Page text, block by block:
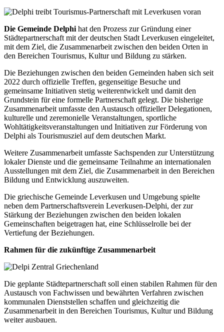
Die Gemeinde Delphi hat den Prozess zur Gründung einer
Städtepartnerschaft mit der deutschen Stadt Leverkusen eingeleitet,
mit dem Ziel, die Zusammenarbeit zwischen den beiden Orten in
den Bereichen Tourismus, Kultur und Bildung zu stärken.
Die Beziehungen zwischen den beiden Gemeinden haben sich seit
2022 durch offizielle Treffen, gegenseitige Besuche und
gemeinsame Initiativen stetig weiterentwickelt und damit den
Grundstein für eine formelle Partnerschaft gelegt. Die bisherige
Zusammenarbeit umfasste den Austausch offizieller Delegationen,
kulturelle und zeremonielle Veranstaltungen, sportliche
Wohltätigkeitsveranstaltungen und Initiativen zur Förderung von
Delphi als Tourismusziel auf dem deutschen Markt.
Weitere Zusammenarbeit umfasste Sachspenden zur Unterstützung
lokaler Dienste und die gemeinsame Teilnahme an internationalen
Ausstellungen mit dem Ziel, die Zusammenarbeit in den Bereichen
Bildung und Entwicklung auszuweiten.
Die griechische Gemeinde Leverkusen und Umgebung spielte
neben dem Partnerschaftsverein Leverkusen-Delphi, der zur
Stärkung der Beziehungen zwischen den beiden lokalen
Gemeinschaften beigetragen hat, eine Schlüsselrolle bei der
Vertiefung der Beziehungen.
Rahmen für die zukünftige Zusammenarbeit
Die geplante Städtepartnerschaft soll einen stabilen Rahmen für den
Austausch von Fachwissen und bewährten Verfahren zwischen
kommunalen Dienststellen schaffen und gleichzeitig die
Zusammenarbeit in den Bereichen Tourismus, Kultur und Bildung
weiter ausbauen.